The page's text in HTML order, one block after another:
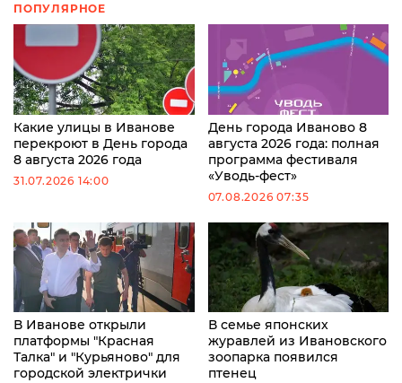
ПОПУЛЯРНОЕ
Какие улицы в Иванове
перекроют в День города
8 августа 2026 года
31.07.2026 14:00
День города Иваново 8
августа 2026 года: полная
программа фестиваля
«Уводь-фест»
07.08.2026 07:35
В Иванове открыли
платформы "Красная
Талка" и "Курьяново" для
городской электрички
В семье японских
журавлей из Ивановского
зоопарка появился
птенец